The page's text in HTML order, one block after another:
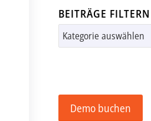
BEITRÄGE FILTERN
Beiträge
filtern
Demo buchen